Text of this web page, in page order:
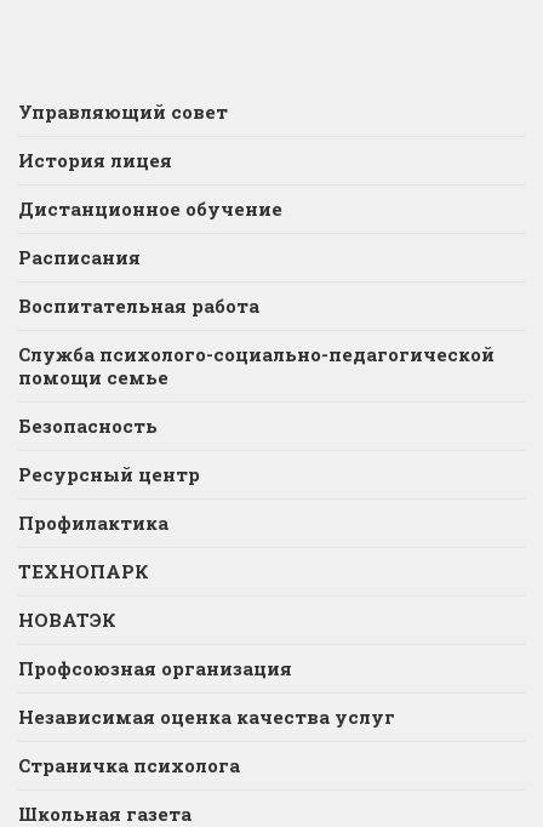
Управляющий совет
История лицея
Дистанционное обучение
Расписания
Воспитательная работа
Служба психолого-социально-педагогической
помощи семье
Безопасность
Ресурсный центр
Профилактика
ТЕХНОПАРК
НОВАТЭК
Профсоюзная организация
Независимая оценка качества услуг
Страничка психолога
Школьная газета